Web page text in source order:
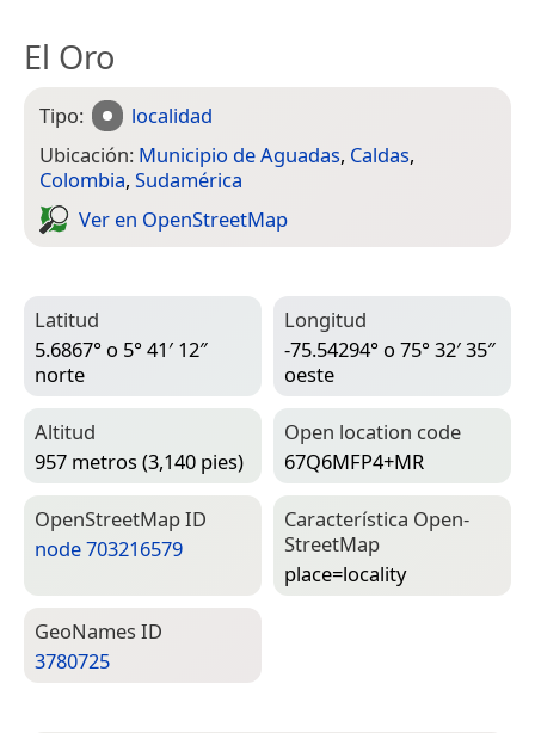
El Oro
Tipo:
localidad
Ubicación: Municipio de Aguadas, Caldas,
Colombia, Sudamérica
Ver en Open­Street­Map
Latitud
5.6867° o 5° 41′ 12″
norte
Longitud
-75.54294° o 75° 32′ 35″
oeste
Altitud
957 metros (3,140 pies)
Open location code
67Q6MFP4+MR
Open­Street­Map ID
node 703216579
Característica Open­
Street­Map
place=­locality
Geo­Names ID
3780725